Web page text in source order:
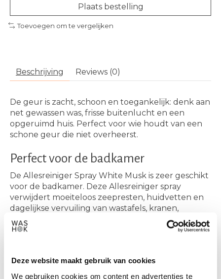
Deze website maakt gebruik van cookies
We gebruiken cookies om content en advertenties te
Plaats bestelling
Toevoegen om te vergelijken
Beschrijving Reviews (0)
De geur is zacht, schoon en toegankelijk: denk aan
net gewassen was, frisse buitenlucht en een
opgeruimd huis. Perfect voor wie houdt van een
schone geur die niet overheerst.
Perfect voor de badkamer
De Allesreiniger Spray White Musk is zeer geschikt
voor de badkamer. Deze Allesreiniger spray
verwijdert moeiteloos zeepresten, huidvetten en
dagelijkse vervuiling van wastafels, kranen,
douchewanden en tegels. De geur maakt het
verschil: fris, zacht en schoon. Je badkamer ruikt
Maar natuurlijk ook ideaal in keuken